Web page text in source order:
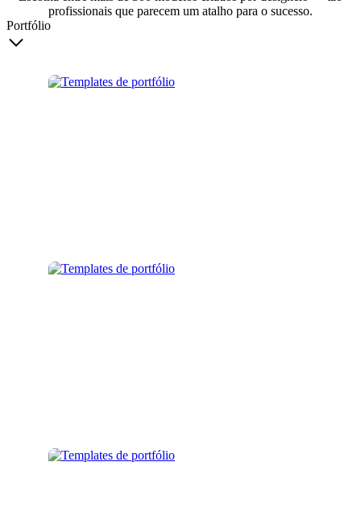
profissionais que parecem um atalho para o sucesso.
Portfólio